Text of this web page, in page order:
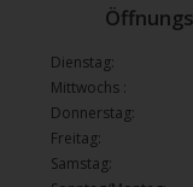
Dienstag:
Mittwochs :
Donnerstag:
Freitag:
Samstag: